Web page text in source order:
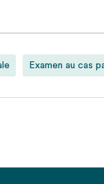
Examen au cas